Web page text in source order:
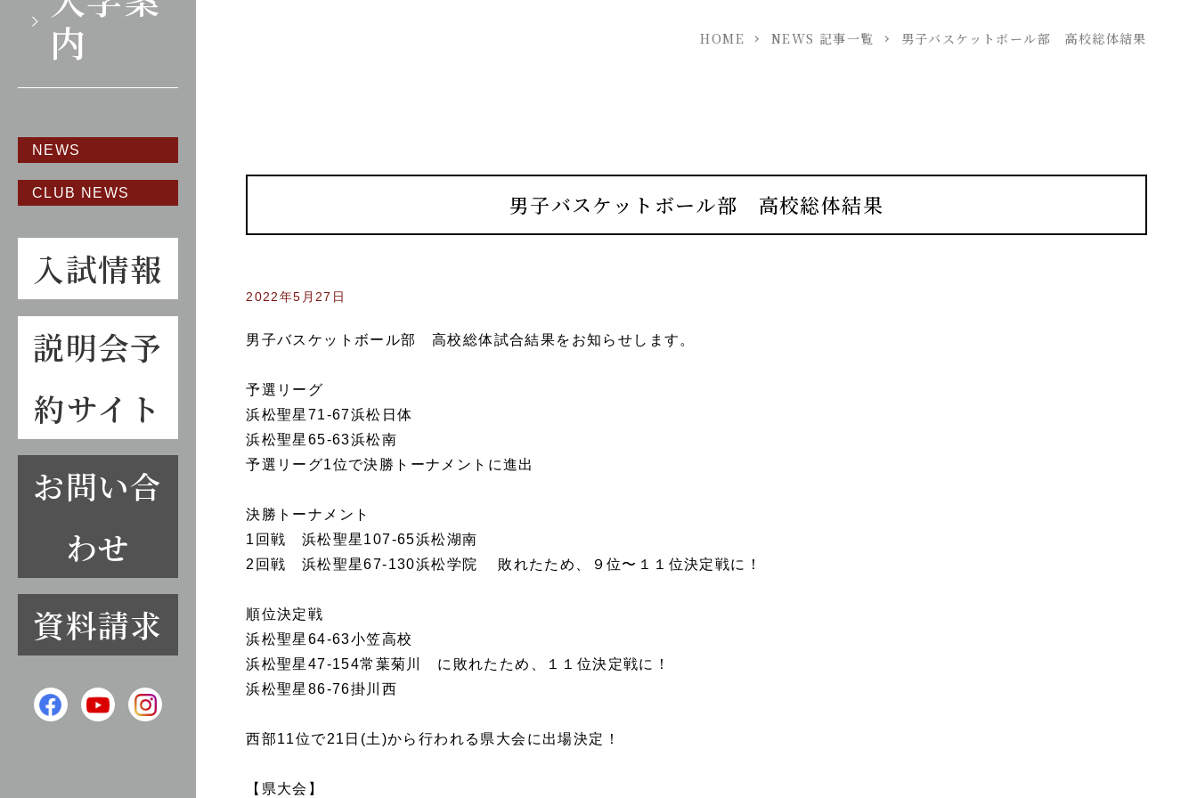
内
NEWS
CLUB NEWS
入試情報
説明会予
約サイト
お問い合
わせ
資料請求
HOME NEWS 記事一覧 男子バスケットボール部 高校総体結果
男子バスケットボール部 高校総体結果
2022年5月27日
男子バスケットボール部 高校総体試合結果をお知らせします。
予選リーグ
浜松聖星71-67浜松日体
浜松聖星65-63浜松南
予選リーグ1位で決勝トーナメントに進出
決勝トーナメント
1回戦 浜松聖星107-65浜松湖南
2回戦 浜松聖星67-130浜松学院 敗れたため、９位〜１１位決定戦に！
順位決定戦
浜松聖星64-63小笠高校
浜松聖星47-154常葉菊川 に敗れたため、１１位決定戦に！
浜松聖星86-76掛川西
西部11位で21日(土)から行われる県大会に出場決定！
【県大会】